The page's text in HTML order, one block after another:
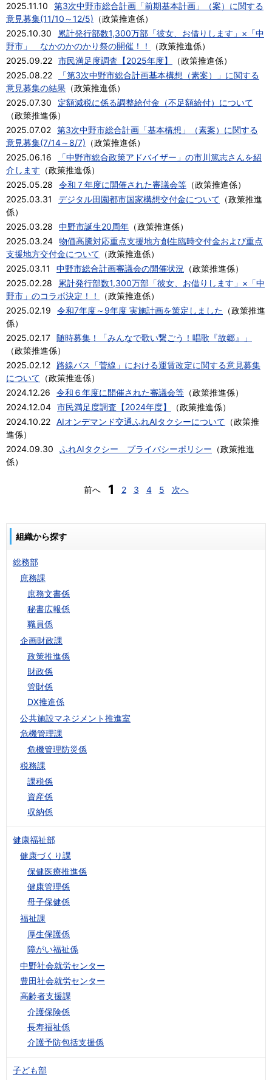
2025.11.10
第3次中野市総合計画「前期基本計画」（案）に関する
意見募集(11/10～12/5) （政策推進係）
2025.10.30
累計発行部数1,300万部「彼女、お借りします」×「中
野市」 なかのかのかり祭の開催！！
（政策推進係）
2025.09.22 市民満足度調査【2025年度】 （政策推進係）
2025.08.22
「第3次中野市総合計画基本構想（素案）」に関する
意見募集の結果 （政策推進係）
2025.07.30
定額減税に係る調整給付金（不足額給付）について
（政策推進係）
2025.07.02 第3次中野市総合計画「基本構想」（素案）に関する
意見募集(7/14～8/7) （政策推進係）
2025.06.16
「中野市総合政策アドバイザー」の市川篤志さんを紹
介します （政策推進係）
2025.05.28
令和７年度に開催された審議会等 （政策推進係）
2025.03.31
デジタル田園都市国家構想交付金について （政策推進
係）
2025.03.28
中野市誕生20周年 （政策推進係）
2025.03.24 物価高騰対応重点支援地方創生臨時交付金および重点
支援地方交付金について （政策推進係）
2025.03.11
中野市総合計画審議会の開催状況 （政策推進係）
2025.02.28
累計発行部数1,300万部「彼女、お借りします」×「中
野市」のコラボ決定！！
（政策推進係）
2025.02.19
令和7年度～9年度 実施計画を策定しました （政策推進
係）
2025.02.17 随時募集！「みんなで歌い繋ごう！唱歌『故郷』」
（政策推進係）
2025.02.12
路線バス「菅線」における運賃改定に関する意見募集
について （政策推進係）
2024.12.26
令和６年度に開催された審議会等 （政策推進係）
2024.12.04 市民満足度調査【2024年度】 （政策推進係）
2024.10.22 AIオンデマンド交通ふれAIタクシーについて （政策推
進係）
2024.09.30
ふれAIタクシー プライバシーポリシー （政策推進
係）
前へ 1 2 3 4 5 次へ
組織から探す
総務部
庶務課
庶務文書係
秘書広報係
職員係
企画財政課
政策推進係
財政係
管財係
DX推進係
公共施設マネジメント推進室
危機管理課
危機管理防災係
税務課
課税係
資産係
収納係
健康福祉部
健康づくり課
保健医療推進係
健康管理係
母子保健係
福祉課
厚生保護係
障がい福祉係
中野社会就労センター
豊田社会就労センター
高齢者支援課
介護保険係
長寿福祉係
介護予防包括支援係
子ども部